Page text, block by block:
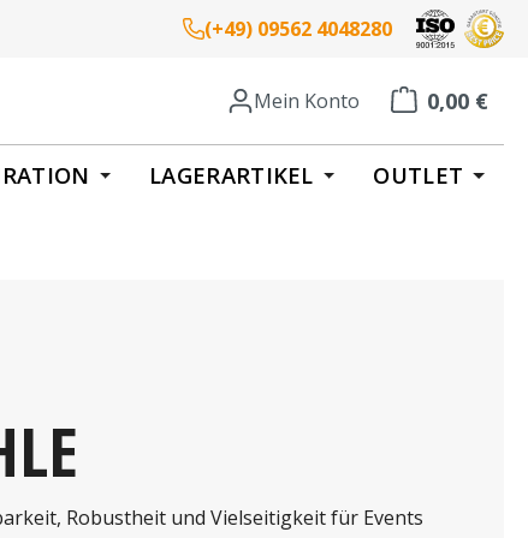
(+49) 09562 4048280
Mein Konto 0,00 €
Warenkorb
LAGERARTIKEL OUTLET
Robustheit und Vielseitigkeit für Events